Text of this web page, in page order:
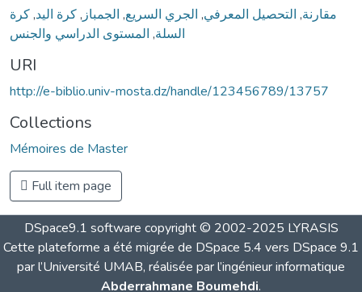
مقارنة, التحصيل المعرفي, الجري السريع, الجمباز ,كرة اليد,كرة
السلة, المستوى الدراسي والجنس
URI
http://e-biblio.univ-mosta.dz/handle/123456789/13757
Collections
Mémoires de Master
Full item page
DSpace9.1 software copyright © 2002-2025 LYRASIS
Cette plateforme a été migrée de DSpace 5.4 vers DSpace 9.1
par l’Université UMAB, réalisée par l’ingénieur informatique
Abderrahmane Boumehdi.